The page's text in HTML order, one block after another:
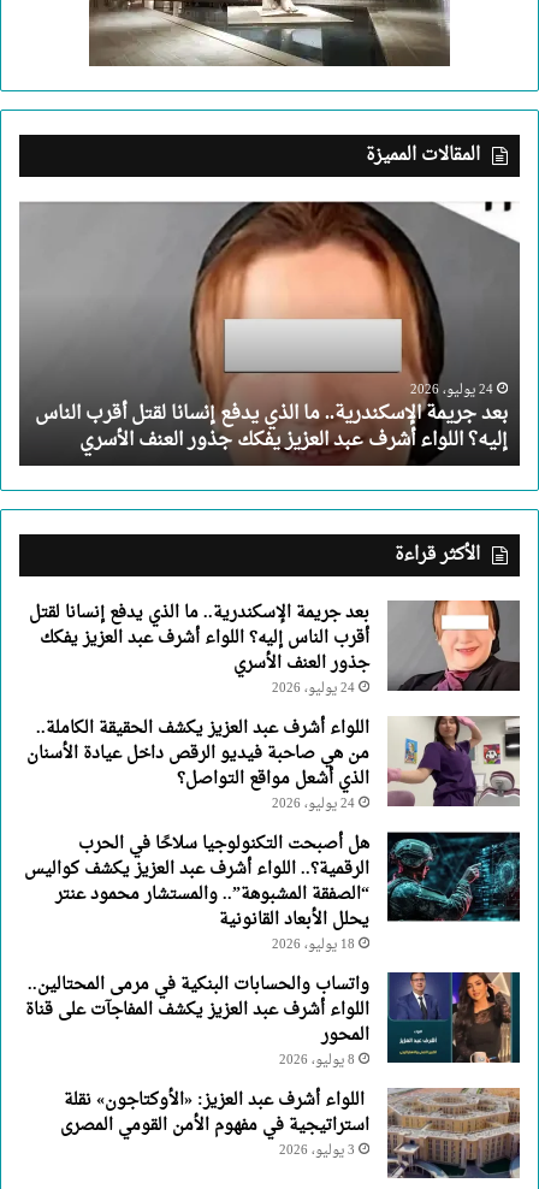
المقالات المميزة
بعد
جريمة
لقتل
أقرب
الناس
إليه؟
اللواء
أشرف
عبد
العزيز
جذور
العنف
الأسري
24 يوليو، 2026
بعد جريمة الإسكندرية.. ما الذي يدفع إنسانا لقتل أقرب الناس
إليه؟ اللواء أشرف عبد العزيز يفكك جذور العنف الأسري
الأكثر قراءة
بعد جريمة الإسكندرية.. ما الذي يدفع إنسانا لقتل
أقرب الناس إليه؟ اللواء أشرف عبد العزيز يفكك
جذور العنف الأسري
24 يوليو، 2026
اللواء أشرف عبد العزيز يكشف الحقيقة الكاملة..
من هي صاحبة فيديو الرقص داخل عيادة الأسنان
الذي أشعل مواقع التواصل؟
24 يوليو، 2026
هل أصبحت التكنولوجيا سلاحًا في الحرب
الرقمية؟.. اللواء أشرف عبد العزيز يكشف كواليس
“الصفقة المشبوهة”.. والمستشار محمود عنتر
يحلل الأبعاد القانونية
18 يوليو، 2026
واتساب والحسابات البنكية في مرمى المحتالين..
اللواء أشرف عبد العزيز يكشف المفاجآت على قناة
المحور
8 يوليو، 2026
اللواء أشرف عبد العزيز: «الأوكتاجون» نقلة
استراتيجية في مفهوم الأمن القومي المصرى
3 يوليو، 2026